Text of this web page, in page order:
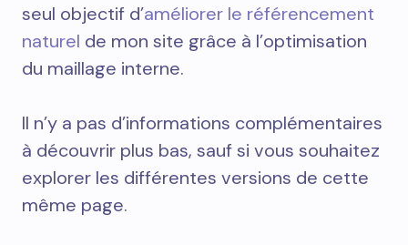
seul objectif d’améliorer le référencement
naturel de mon site grâce à l’optimisation
du maillage interne.
Il n’y a pas d’informations complémentaires
à découvrir plus bas, sauf si vous souhaitez
explorer les différentes versions de cette
même page.